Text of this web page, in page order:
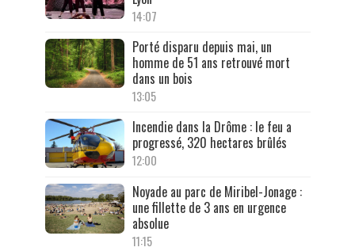
14:07
Porté disparu depuis mai, un
homme de 51 ans retrouvé mort
dans un bois
13:05
Incendie dans la Drôme : le feu a
progressé, 320 hectares brûlés
12:00
Noyade au parc de Miribel-Jonage :
une fillette de 3 ans en urgence
absolue
11:15